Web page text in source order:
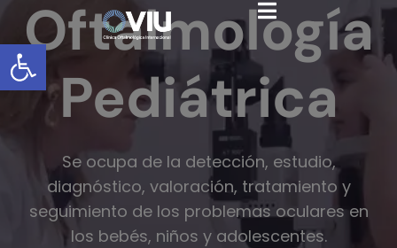
Abrir barra de herramientas
Oftalmología
Pediátrica
Se ocupa de la detección, estudio,
diagnóstico, valoración, tratamiento y
seguimiento de los problemas oculares en
los bebés, niños y adolescentes.